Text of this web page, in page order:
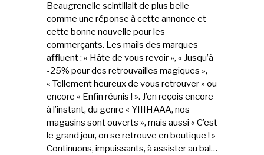
Beaugrenelle scintillait de plus belle
comme une réponse à cette annonce et
cette bonne nouvelle pour les
commerçants. Les mails des marques
affluent : « Hâte de vous revoir », « Jusqu’à
-25% pour des retrouvailles magiques »,
« Tellement heureux de vous retrouver » ou
encore « Enfin réunis ! ». J’en reçois encore
à l’instant, du genre « YIIIHAAA, nos
magasins sont ouverts », mais aussi « C’est
le grand jour, on se retrouve en boutique ! »
Continuons, impuissants, à assister au bal…